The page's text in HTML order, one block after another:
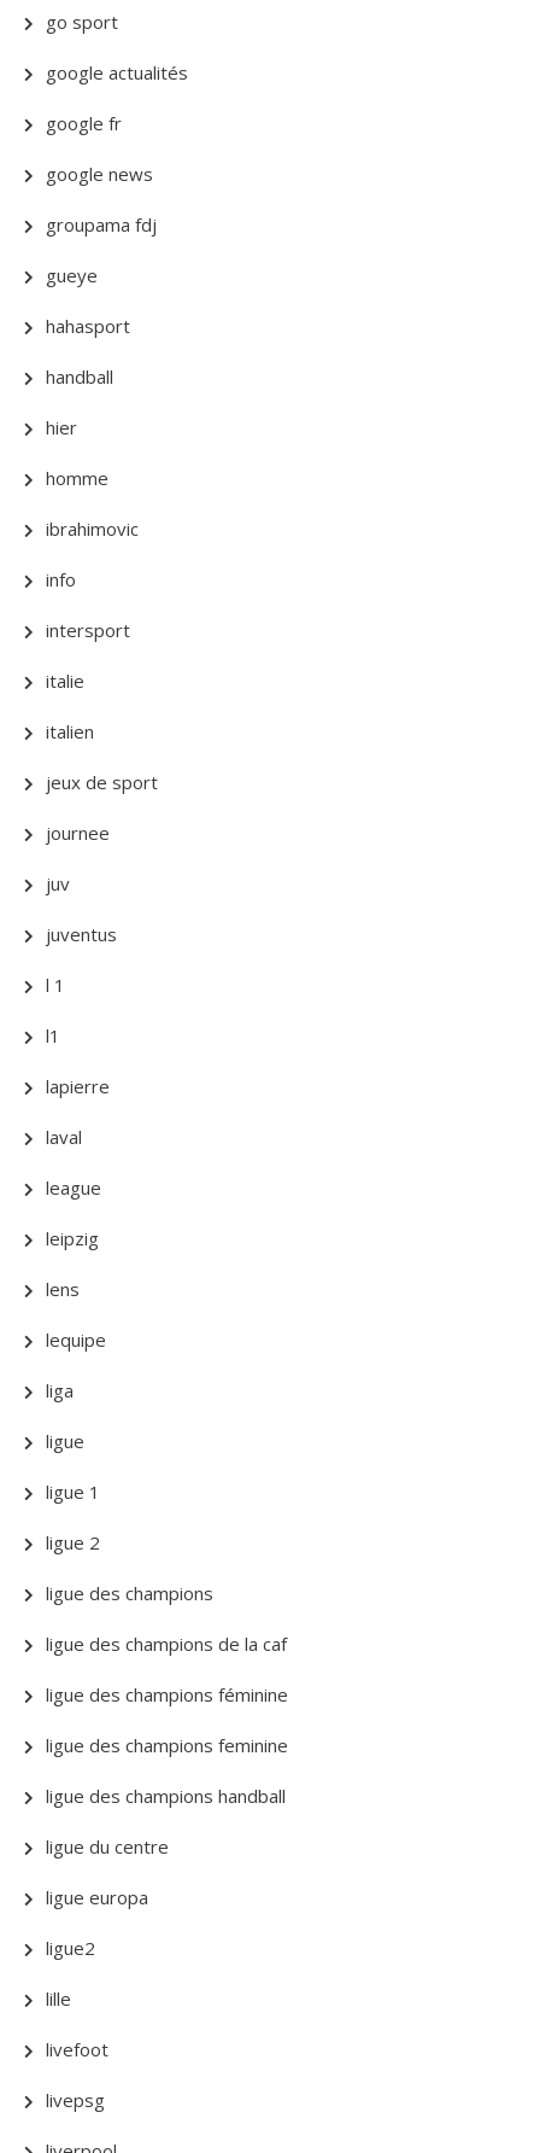
go sport
google actualités
google fr
google news
groupama fdj
gueye
hahasport
handball
hier
homme
ibrahimovic
info
intersport
italie
italien
jeux de sport
journee
juv
juventus
l 1
l1
lapierre
laval
league
leipzig
lens
lequipe
liga
ligue
ligue 1
ligue 2
ligue des champions
ligue des champions de la caf
ligue des champions féminine
ligue des champions feminine
ligue des champions handball
ligue du centre
ligue europa
ligue2
lille
livefoot
livepsg